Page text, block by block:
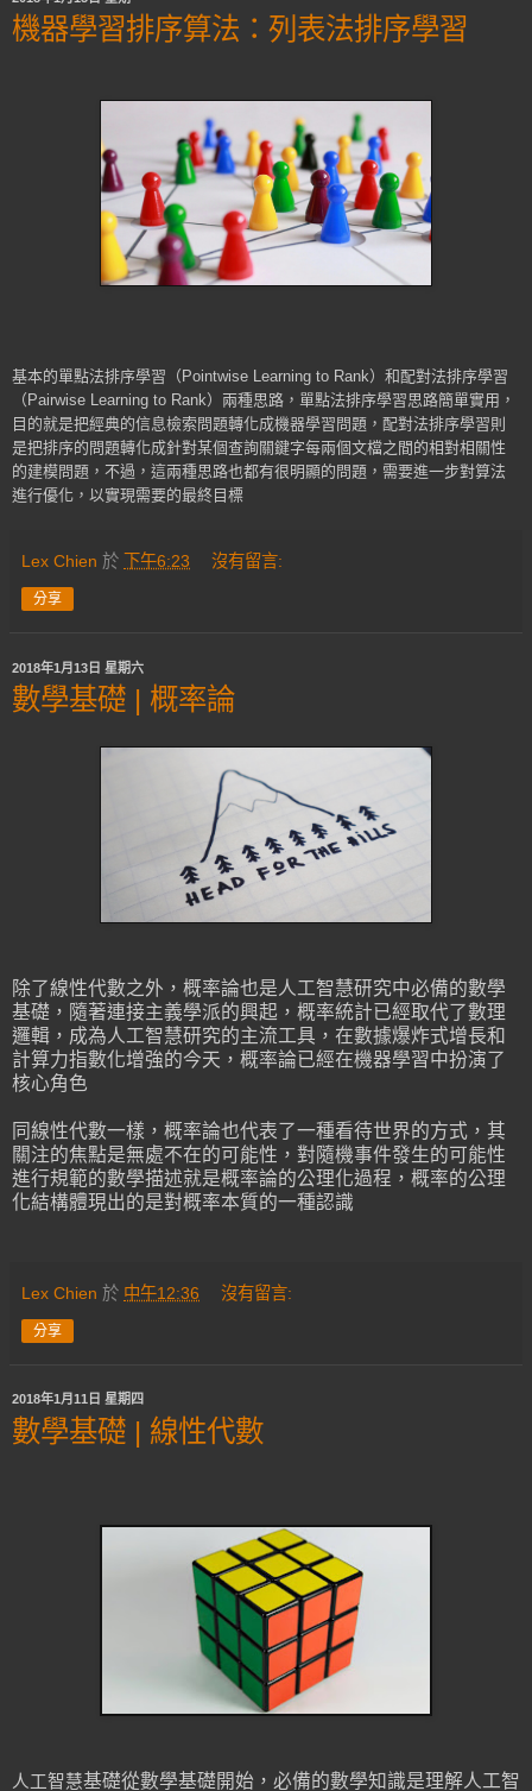
機器學習排序算法：列表法排序學習
基本的單點法排序學習（Pointwise Learning to Rank）和配對法排序學習
（Pairwise Learning to Rank）兩種思路，單點法排序學習思路簡單實用，
目的就是把經典的信息檢索問題轉化成機器學習問題，配對法排序學習則
是把排序的問題轉化成針對某個查詢關鍵字每兩個文檔之間的相對相關性
的建模問題，不過，這兩種思路也都有很明顯的問題，需要進一步對算法
進行優化，以實現需要的最終目標
Lex Chien 於 下午6:23 沒有留言:
分享
2018年1月13日 星期六
數學基礎 | 概率論
除了線性代數之外，概率論也是人工智慧研究中必備的數學
基礎，隨著連接主義學派的興起，概率統計已經取代了數理
邏輯，成為人工智慧研究的主流工具，在數據爆炸式增長和
計算力指數化增強的今天，概率論已經在機器學習中扮演了
核心角色
同線性代數一樣，概率論也代表了一種看待世界的方式，其
關注的焦點是無處不在的可能性，對隨機事件發生的可能性
進行規範的數學描述就是概率論的公理化過程，概率的公理
化結構體現出的是對概率本質的一種認識
Lex Chien 於 中午12:36 沒有留言:
分享
2018年1月11日 星期四
數學基礎 | 線性代數
人工智慧基礎從數學基礎開始，必備的數學知識是理解人工智